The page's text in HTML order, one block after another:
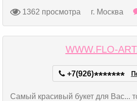
1362 просмотра г. Москва
WWW.FLO-
+7(926)*******
Самый красивый букет для Вас...